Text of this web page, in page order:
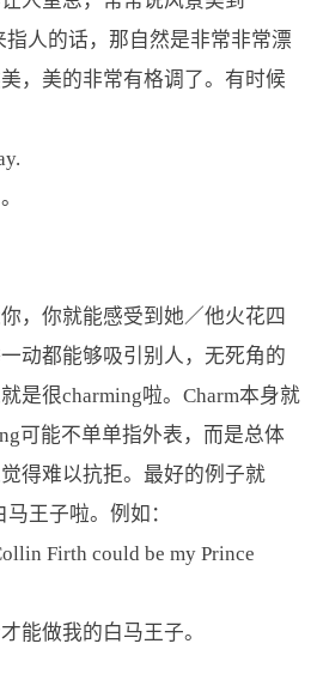
指人的话，那自然是非常非常漂
，美的非常有格调了。有时候
，你就能感受到她／他火花四
动都能够吸引别人，无死角的
是很charming啦。Charm本身就
可能不单单指外表，而是总体
得难以抗拒。最好的例子就
王子啦。例如：
Firth could be my Prince
能做我的白马王子。